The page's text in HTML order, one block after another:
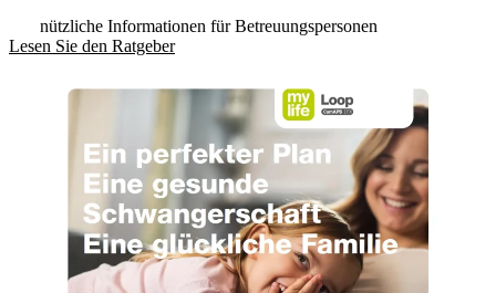
nützliche Informationen für Betreuungspersonen
Lesen Sie den Ratgeber